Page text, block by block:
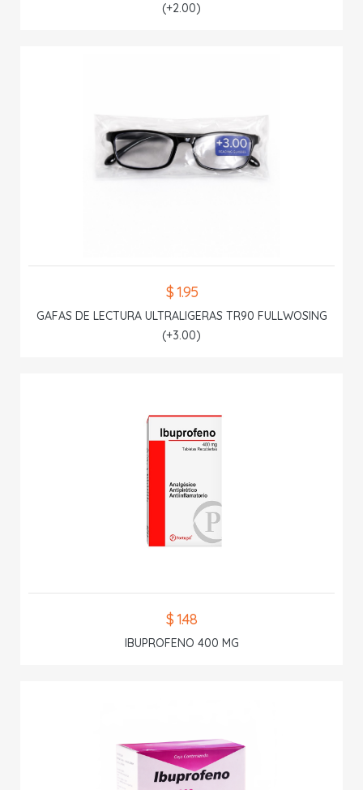
(+2.00)
$ 1.95
GAFAS DE LECTURA ULTRALIGERAS TR90 FULLWOSING
(+3.00)
$ 1.48
IBUPROFENO 400 MG